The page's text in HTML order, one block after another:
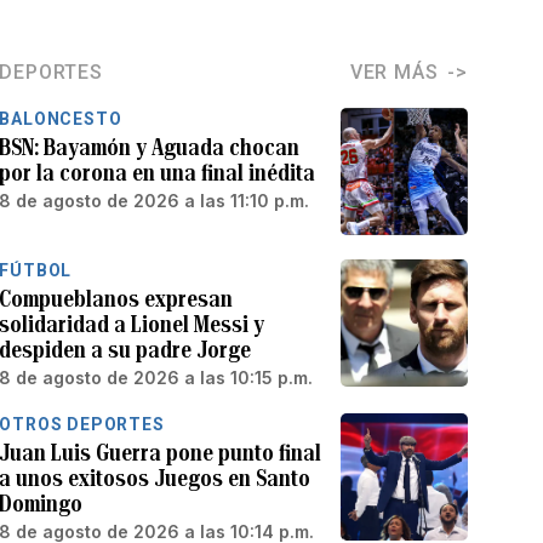
DEPORTES VER MÁS
BALONCESTO
BSN: Bayamón y Aguada chocan
por la corona en una final inédita
8 de agosto de 2026 a las 11:10 p.m.
FÚTBOL
Compueblanos expresan
solidaridad a Lionel Messi y
despiden a su padre Jorge
8 de agosto de 2026 a las 10:15 p.m.
OTROS DEPORTES
Juan Luis Guerra pone punto final
a unos exitosos Juegos en Santo
Domingo
8 de agosto de 2026 a las 10:14 p.m.